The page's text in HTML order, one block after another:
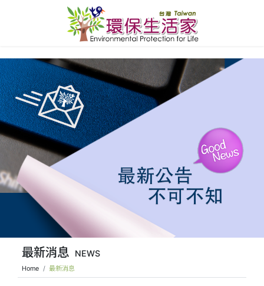
最新消息 NEWS
Home 最新消息